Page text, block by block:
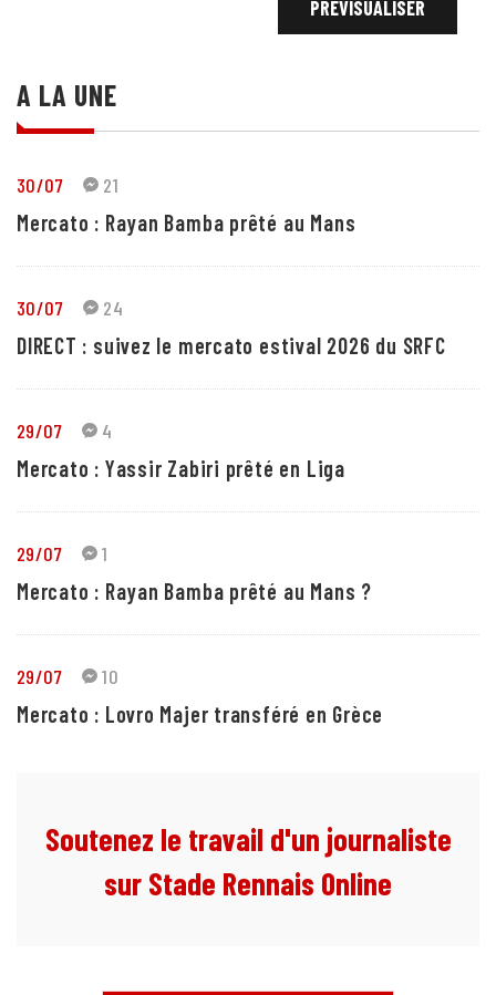
A LA UNE
30/07 21
Mercato : Rayan Bamba prêté au Mans
30/07 24
DIRECT : suivez le mercato estival 2026 du SRFC
29/07 4
Mercato : Yassir Zabiri prêté en Liga
29/07 1
Mercato : Rayan Bamba prêté au Mans ?
29/07 10
Mercato : Lovro Majer transféré en Grèce
Soutenez le travail d'un journaliste
sur Stade Rennais Online